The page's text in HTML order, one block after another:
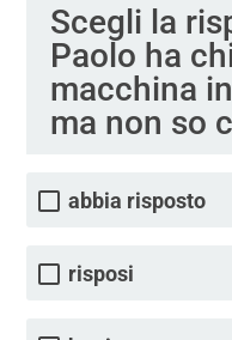
Scegli la
Paolo ha
macchina
ma non so
abbia risposto
risposi